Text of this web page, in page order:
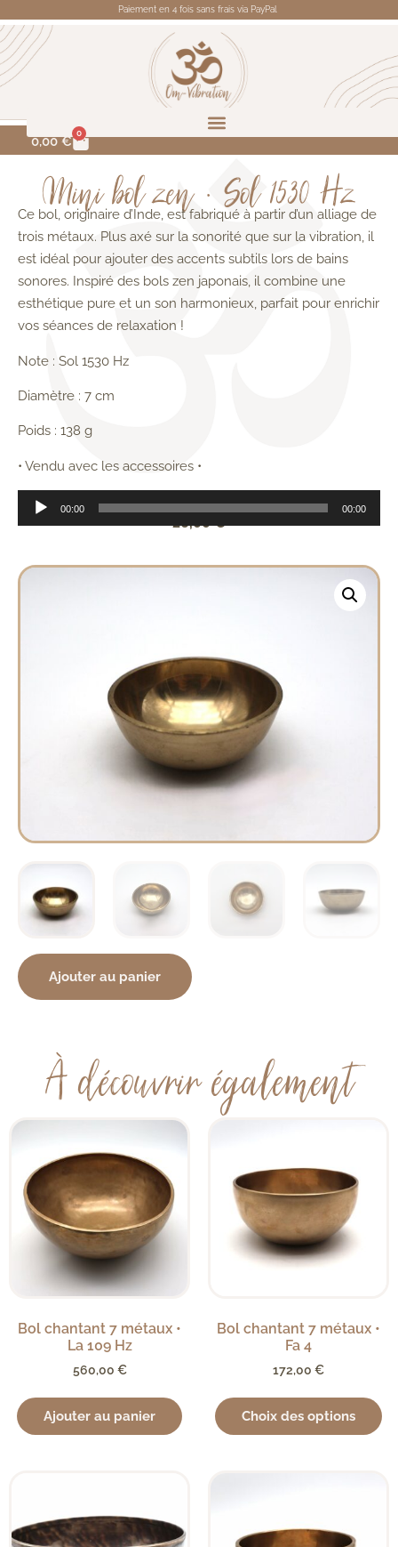
Paiement en 4 fois sans frais via PayPal
0,00€ 0
Ajouter au panier
Mini bol zen • Sol 1530 Hz
Ce bol, originaire d’Inde, est fabriqué à partir d’un alliage de
trois métaux. Plus axé sur la sonorité que sur la vibration, il
est idéal pour ajouter des accents subtils lors de bains
sonores. Inspiré des bols zen japonais, il combine une
esthétique pure et un son harmonieux, parfait pour enrichir
vos séances de relaxation !
Note : Sol 1530 Hz
Diamètre : 7 cm
Poids : 138 g
• Vendu avec les accessoires •
Lecteur
audio
00:00 00:00
26,00€
À découvrir également
Bol chantant 7 métaux •
La 109 Hz
560,00 €
Ajouter au panier
Bol chantant 7 métaux •
Fa 4
172,00 €
Choix des options